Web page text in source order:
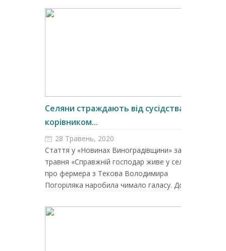
Селяни страждають від сусідства з
корівником...
28 Травень, 2020
Стаття у «Новинах Виноградівщини» за 2
травня «Справжній господар живе у селі»
про фермера з Текова Володимира
Погоріляка наробила чимало галасу. До ...